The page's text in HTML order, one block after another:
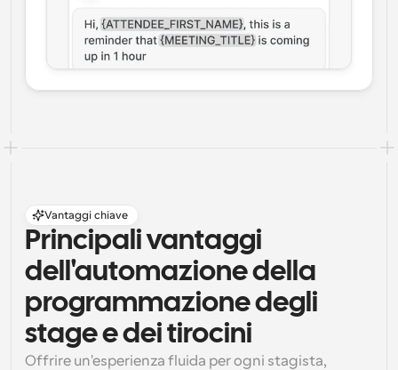
Vantaggi chiave
Principali vantaggi
dell'automazione della
programmazione degli
stage e dei tirocini
Offrire un'esperienza fluida per ogni stagista,